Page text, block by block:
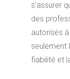
s’assurer
des
autorisés
seulement
fiabilité et